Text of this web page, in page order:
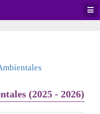
(2025 - 2026)